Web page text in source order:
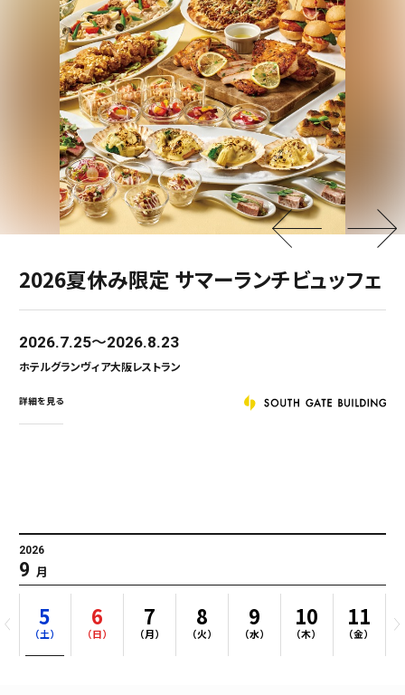
阪神高速おでかけパスでお得にドライブ
♪
2026.7.18 2027.3.28
サポートプラザ
2026
9 月
5
（土）
6
（日）
7
（月）
8
（火）
9
（水）
10
（木）
11
（金）